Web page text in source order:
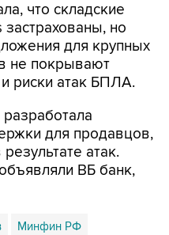
что складские
но
для крупных
не покрывают
риски атак БПЛА.
для продавцов,
атак.
ВБ банк,
Минфин РФ